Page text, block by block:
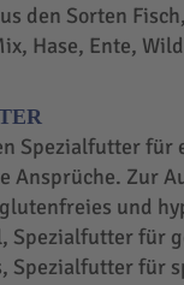
den Sorten
Hase, Ente,
Spezialfutter für
Ansprüche. Zur
und
Spezialfutter für
Spezialfutter für